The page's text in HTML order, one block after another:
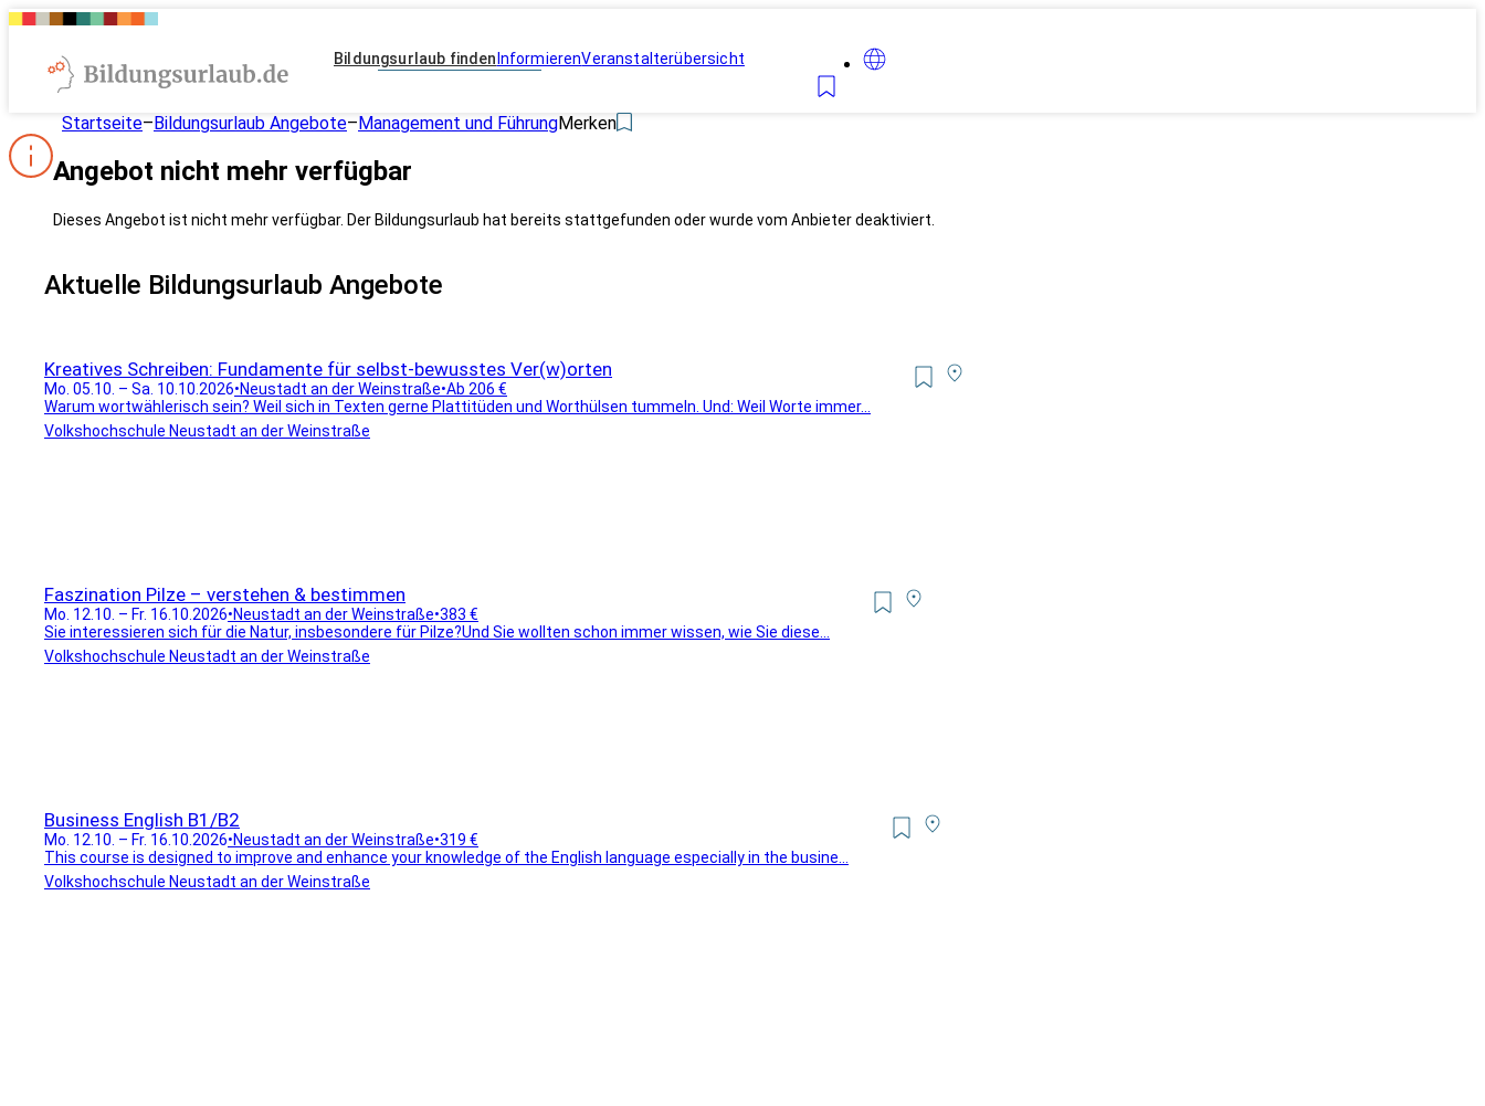
Bildungsurlaub finden InformierenVeranstalterübersicht
Startseite–Bildungsurlaub Angebote–Management und FührungMerken
Angebot nicht mehr verfügbar
Dieses Angebot ist nicht mehr verfügbar. Der Bildungsurlaub hat bereits stattgefunden oder wurde vom Anbieter deaktiviert.
Aktuelle Bildungsurlaub Angebote
Kreatives Schreiben: Fundamente für selbst-bewusstes Ver(w)orten
Mo. 05.10. – Sa. 10.10.2026•Neustadt an der Weinstraße•Ab 206 €
Warum wortwählerisch sein? Weil sich in Texten gerne Plattitüden und Worthülsen tummeln. Und: Weil Worte immer...
Volkshochschule Neustadt an der Weinstraße
Faszination Pilze – verstehen & bestimmen
Mo. 12.10. – Fr. 16.10.2026•Neustadt an der Weinstraße•383 €
Sie interessieren sich für die Natur, insbesondere für Pilze?Und Sie wollten schon immer wissen, wie Sie diese...
Volkshochschule Neustadt an der Weinstraße
Business English B1/B2
Mo. 12.10. – Fr. 16.10.2026•Neustadt an der Weinstraße•319 €
This course is designed to improve and enhance your knowledge of the English language especially in the busine...
Volkshochschule Neustadt an der Weinstraße